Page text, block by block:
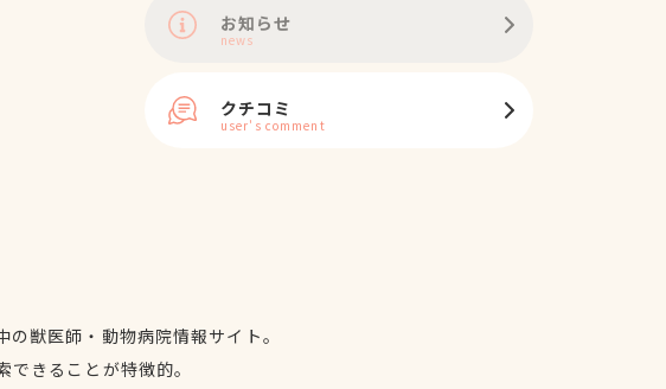
お知らせ
news
クチコミ
user's comment
獣医師・動物病院情報サイト。
きることが特徴的。